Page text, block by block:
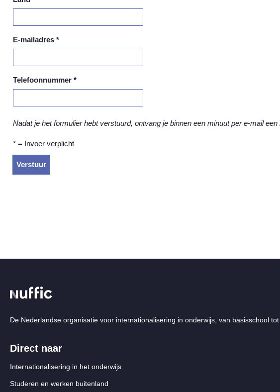
De Nederlandse organisatie voor internationalisering in onderwijs, van basisschool
Direct naar
Internationalisering in het onderwijs
Studeren en werken buitenland